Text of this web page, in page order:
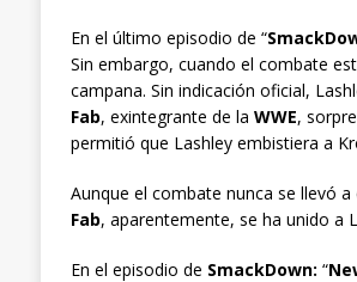
En el último episodio de “
Sin embargo, cuando el combate
campana. Sin indicación oficial,
Fab, exintegrante de la WWE,
permitió que Lashley embistiera a
Aunque el combate nunca se llevó
Fab, aparentemente, se ha unido a
En el episodio de SmackDown: “